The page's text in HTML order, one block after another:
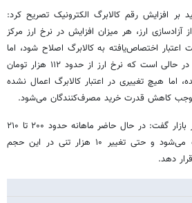
بر افزایش رقم کالابرگ الکترونیک تصریح کرد:
ارز، هر میزان افزایش در نرخ ارز مرکز
اختصاص‌یافته به کالابرگ اصلاح شود، اما
این اتفاق رخ نداده است. این در حالی است که نرخ ارز از حدود ۱۱۲ هزار تومان
رسیده، اما هیچ تغییری در اعتبار کالابرگ اعمال نشده
کاهش قدرت خرید مصرف‌کنندگان می‌شود.
وی درباره میزان عرضه مرغ در بازار گفت: در حال حاضر ماهانه حدود ۲۰۰ تا ۲۱۰
هزار تن مرغ در کشور عرضه می‌شود و حتی تغییر ۱۰ هزار تنی در این حجم
دهد.